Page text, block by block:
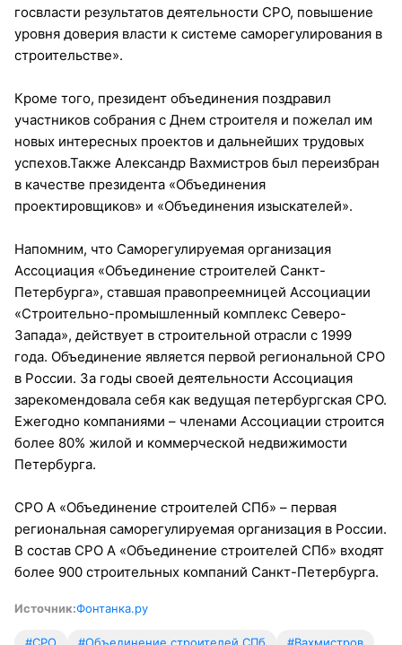
госвласти результатов деятельности СРО, повышение
уровня доверия власти к системе саморегулирования в
строительстве».
Кроме того, президент объединения поздравил
участников собрания с Днем строителя и пожелал им
новых интересных проектов и дальнейших трудовых
успехов.Также Александр Вахмистров был переизбран
в качестве президента «Объединения
проектировщиков» и «Объединения изыскателей».
Напомним, что Саморегулируемая организация
Ассоциация «Объединение строителей Санкт-
Петербурга», ставшая правопреемницей Ассоциации
«Строительно-промышленный комплекс Северо-
Запада», действует в строительной отрасли с 1999
года. Объединение является первой региональной СРО
в России. За годы своей деятельности Ассоциация
зарекомендовала себя как ведущая петербургская СРО.
Ежегодно компаниями – членами Ассоциации строится
более 80% жилой и коммерческой недвижимости
Петербурга.
СРО А «Объединение строителей СПб» – первая
региональная саморегулируемая организация в России.
В состав СРО А «Объединение строителей СПб» входят
более 900 строительных компаний Санкт-Петербурга.
Источник:Фонтанка.ру
#СРО #Объединение строителей СПб #Вахмистров